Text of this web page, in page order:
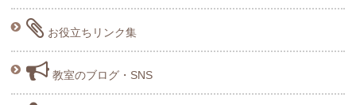
お役立ちリンク集
教室のブログ・SNS